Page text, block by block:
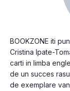
BOOKZONE iti
Cristina Ipate-
carti in limba
de un succes
de exemplare